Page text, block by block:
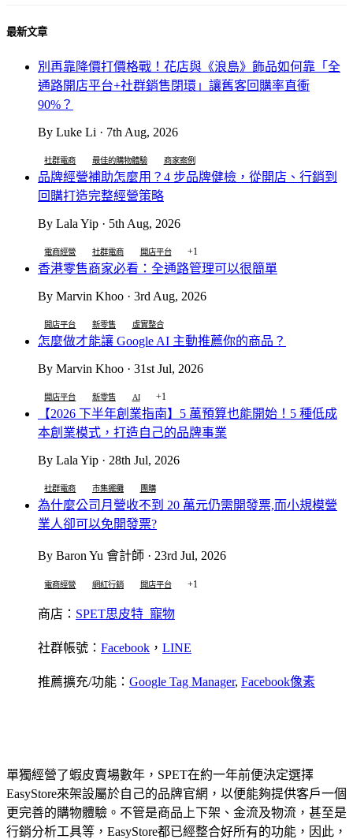
最新文章
別再靠降價打價格戰！花店與《浪島》飾品如何靠「全
通路開店平台+社群銷售閉環」讓舊客回購率直衝
90%？
By Luke Li · 7th Aug, 2026
社群電商 最佳的購物體驗 商家案例
品牌經營補助怎麼用？4 步品牌健檢，從開店、行銷到
回購打造完整經營策略
By Lala Yip · 5th Aug, 2026
電商經營 社群電商 開店平台 +1
香港零售商家必看：全通路管理可以很簡單
By Marvin Khoo · 3rd Aug, 2026
開店平台 新零售 虛實整合
怎麼做才能讓 Google AI 主動推薦你的商品？
By Marvin Khoo · 31st Jul, 2026
開店平台 新零售 AI +1
【2026 下半年創業指南】5 萬預算也能開始！5 種低成
本創業模式，打造自己的品牌事業
By Lala Yip · 28th Jul, 2026
社群電商 市集擺攤 團購
為什麼公司月營收不到 20 萬元仍需開發票,而小規模營
業人卻可以免開發票?
By Baron Yu 會計師 · 23rd Jul, 2026
電商經營 網紅行銷 開店平台 +1
商店： SPET思皮特_寵物
社群帳號： Facebook ， LINE
推薦擴充/功能： Google Tag Manager, Facebook像素
單獨經營了蝦皮賣場數年，SPET在約一年前便決定選擇
EasyStore來架設屬於自己的品牌官網，以便能夠提供客戶一個
更完善的購物體驗。不管是商品上下架、金流及物流，甚至是
行銷分析工具等，EasyStore都已經整合好所有的功能，因此，